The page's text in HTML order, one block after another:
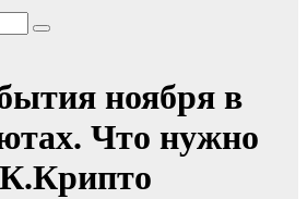
ноября в
Что нужно